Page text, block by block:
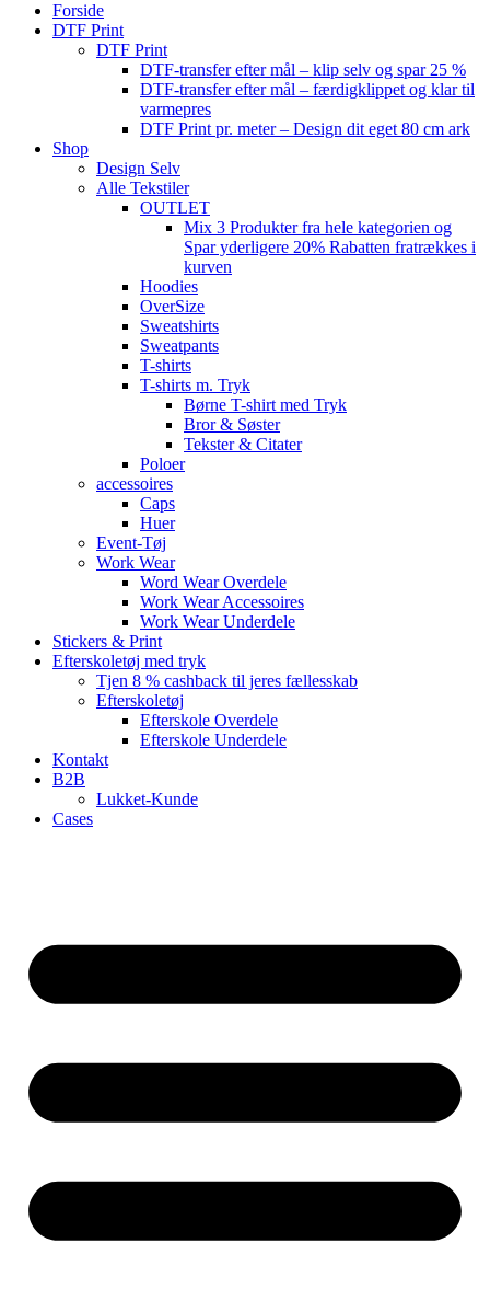
Forside
DTF Print
DTF Print
DTF-transfer efter mål – klip selv og spar 25 %
DTF-transfer efter mål – færdigklippet og klar til
varmepres
DTF Print pr. meter – Design dit eget 80 cm ark
Shop
Design Selv
Alle Tekstiler
OUTLET
Mix 3 Produkter fra hele kategorien og
Spar yderligere 20% Rabatten fratrækkes i
kurven
Hoodies
OverSize
Sweatshirts
Sweatpants
T-shirts
T-shirts m. Tryk
Børne T-shirt med Tryk
Bror & Søster
Tekster & Citater
Poloer
accessoires
Caps
Huer
Event-Tøj
Work Wear
Word Wear Overdele
Work Wear Accessoires
Work Wear Underdele
Stickers & Print
Efterskoletøj med tryk
Tjen 8 % cashback til jeres fællesskab
Efterskoletøj
Efterskole Overdele
Efterskole Underdele
Kontakt
B2B
Lukket-Kunde
Cases